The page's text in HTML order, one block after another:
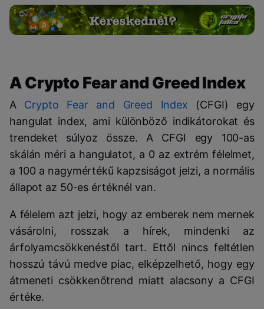
A Crypto Fear and Greed Index
A Crypto Fear and Greed Index (CFGI) egy
hangulat index, ami különböző indikátorokat és
trendeket súlyoz össze. A CFGI egy 100-as
skálán méri a hangulatot, a 0 az extrém félelmet,
a 100 a nagymértékű kapzsiságot jelzi, a normális
állapot az 50-es értéknél van.
A félelem azt jelzi, hogy az emberek nem mernek
vásárolni, rosszak a hírek, mindenki az
árfolyamcsökkenéstől tart. Ettől nincs feltétlen
hosszú távú medve piac, elképzelhető, hogy egy
átmeneti csökkenőtrend miatt alacsony a CFGI
értéke.